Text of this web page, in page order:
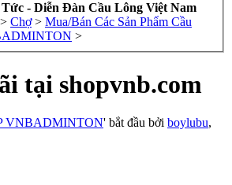
- Diễn Đàn Cầu Lông Việt Nam
> Chợ > Mua/Bán Các Sản Phẩm Cầu
>
tại shopvnb.com
VNBADMINTON' bắt đầu bởi boylubu,